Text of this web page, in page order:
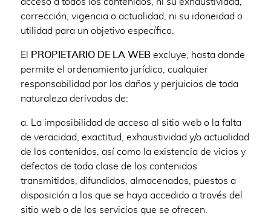
corrección, vigencia o actualidad, ni su idoneidad o
utilidad para un objetivo específico.
El PROPIETARIO DE LA WEB excluye, hasta donde
permite el ordenamiento jurídico, cualquier
responsabilidad por los daños y perjuicios de toda
naturaleza derivados de:
a. La imposibilidad de acceso al sitio web o la falta
de veracidad, exactitud, exhaustividad y/o actualidad
de los contenidos, así como la existencia de vicios y
defectos de toda clase de los contenidos
transmitidos, difundidos, almacenados, puestos a
disposición a los que se haya accedido a través del
sitio web o de los servicios que se ofrecen.